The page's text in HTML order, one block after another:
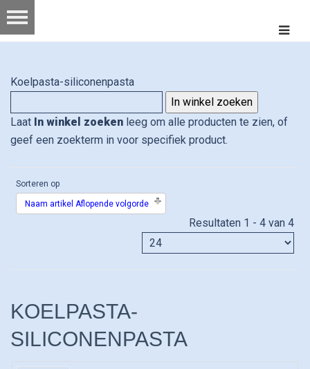
Koelpasta-siliconenpasta
Laat In winkel zoeken leeg om alle producten te zien, of
geef een zoekterm in voor specifiek product.
Sorteren op
Naam artikel Aflopende volgorde
Resultaten 1 - 4 van 4
KOELPASTA-
SILICONENPASTA